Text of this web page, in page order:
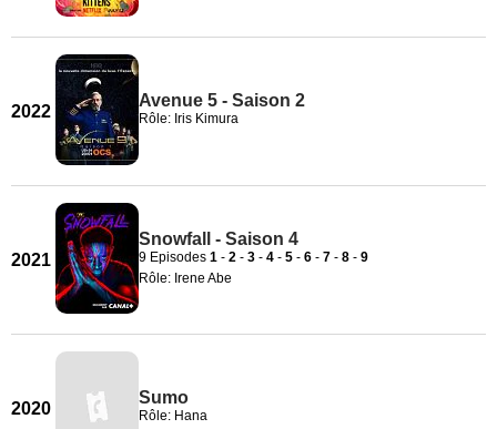
2022
Avenue 5 - Saison 2
Rôle: Iris Kimura
2021
Snowfall - Saison 4
9 Episodes 1 - 2 - 3 - 4 - 5 - 6 - 7 - 8 - 9
Rôle: Irene Abe
2020
Sumo
Rôle: Hana